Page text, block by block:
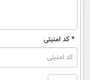
* کد امنیتی